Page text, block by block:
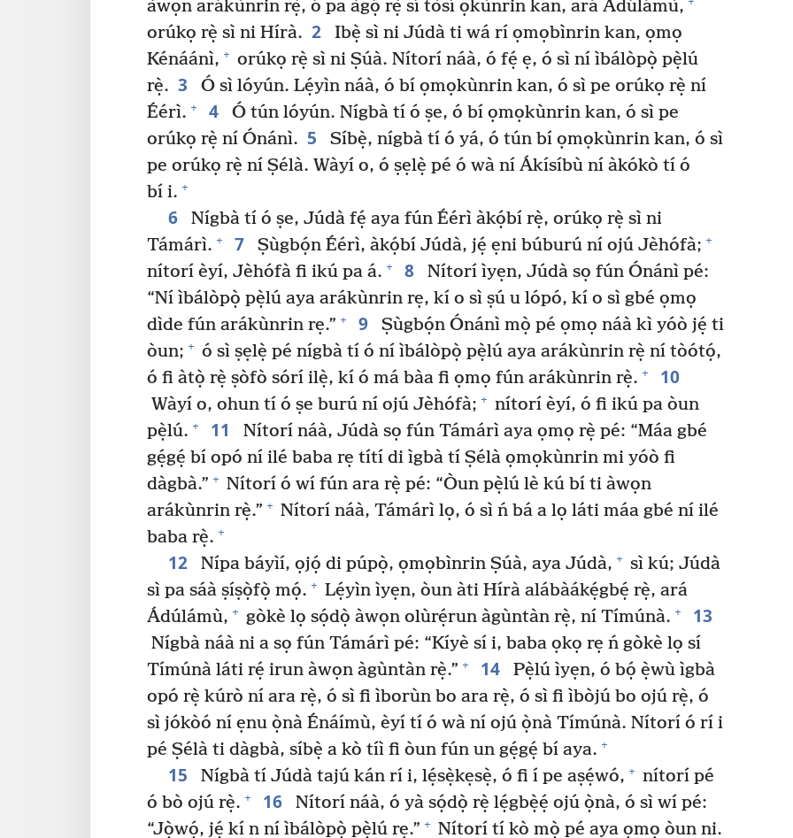
àwọn arákùnrin rẹ̀, ó pa àgọ́ rẹ̀ sí tòsí ọkùnrin kan, ará Ádúlámù,
orúkọ rẹ̀ sì ni Hírà. 2
Ibẹ̀ sì ni Júdà ti wá rí ọmọbìnrin kan, ọmọ
Kénáánì, + orúkọ rẹ̀ sì ni Ṣúà. Nítorí náà, ó fẹ́ ẹ, ó sì ní ìbálòpọ̀ pẹ̀lú
rẹ̀. 3
Ó sì lóyún. Lẹ́yìn náà, ó bí ọmọkùnrin kan, ó sì pe orúkọ rẹ̀ ní
Éérì. + 4
Ó tún lóyún. Nígbà tí ó ṣe, ó bí ọmọkùnrin kan, ó sì pe
orúkọ rẹ̀ ní Ónánì. 5
Síbẹ̀, nígbà tí ó yá, ó tún bí ọmọkùnrin kan, ó sì
pe orúkọ rẹ̀ ní Ṣélà. Wàyí o, ó ṣẹlẹ̀ pé ó wà ní Ákísíbù ní àkókò tí ó
bí i. +
6
Nígbà tí ó ṣe, Júdà fẹ́ aya fún Éérì àkọ́bí rẹ̀, orúkọ rẹ̀ sì ni
Támárì. + 7 Ṣùgbọ́n Éérì, àkọ́bí Júdà, jẹ́ ẹni búburú ní ojú Jèhófà; +
nítorí èyí, Jèhófà fi ikú pa á. + 8
Nítorí ìyẹn, Júdà sọ fún Ónánì pé:
“Ní ìbálòpọ̀ pẹ̀lú aya arákùnrin rẹ, kí o sì ṣú u lópó, kí o sì gbé ọmọ
dìde fún arákùnrin rẹ.” + 9
Ṣùgbọ́n Ónánì mọ̀ pé ọmọ náà kì yóò jẹ́ ti
òun; + ó sì ṣẹlẹ̀ pé nígbà tí ó ní ìbálòpọ̀ pẹ̀lú aya arákùnrin rẹ̀ ní tòótọ́,
ó fi àtọ̀ rẹ̀ ṣòfò sórí ilẹ̀, kí ó má bàa fi ọmọ fún arákùnrin rẹ̀. + 10
Wàyí o, ohun tí ó ṣe burú ní ojú Jèhófà; + nítorí èyí, ó fi ikú pa òun
pẹ̀lú. + 11
Nítorí náà, Júdà sọ fún Támárì aya ọmọ rẹ̀ pé: “Máa gbé
gẹ́gẹ́ bí opó ní ilé baba rẹ títí di ìgbà tí Ṣélà ọmọkùnrin mi yóò fi
dàgbà.” + Nítorí ó wí fún ara rẹ̀ pé: “Òun pẹ̀lú lè kú bí ti àwọn
arákùnrin rẹ̀.” + Nítorí náà, Támárì lọ, ó sì ń bá a lọ láti máa gbé ní ilé
baba rẹ̀. +
12 Nípa báyìí, ọjọ́ di púpọ̀, ọmọbìnrin Ṣúà, aya Júdà, + sì kú; Júdà
sì pa sáà ṣíṣọ̀fọ̀ mọ́. + Lẹ́yìn ìyẹn, òun àti Hírà alábàákẹ́gbẹ́ rẹ̀, ará
Ádúlámù, + gòkè lọ sọ́dọ̀ àwọn olùrẹ́run àgùntàn rẹ̀, ní Tímúnà. + 13
Nígbà náà ni a sọ fún Támárì pé: “Kíyè sí i, baba ọkọ rẹ ń gòkè lọ sí
Tímúnà láti rẹ́ irun àwọn àgùntàn rẹ̀.” + 14
Pẹ̀lú ìyẹn, ó bọ́ ẹ̀wù ìgbà
opó rẹ̀ kúrò ní ara rẹ̀, ó sì fi ìborùn bo ara rẹ̀, ó sì fi ìbòjú bo ojú rẹ̀, ó
sì jókòó ní ẹnu ọ̀nà Énáímù, èyí tí ó wà ní ojú ọ̀nà Tímúnà. Nítorí ó rí i
pé Ṣélà ti dàgbà, síbẹ̀ a kò tíì fi òun fún un gẹ́gẹ́ bí aya. +
15 Nígbà tí Júdà tajú kán rí i, lẹ́sẹ̀kẹsẹ̀, ó fi í pe aṣẹ́wó, + nítorí pé
ó bò ojú rẹ̀. + 16
Nítorí náà, ó yà sọ́dọ̀ rẹ̀ lẹ́gbẹ̀ẹ́ ojú ọ̀nà, ó sì wí pé:
“Jọ̀wọ́, jẹ́ kí n ní ìbálòpọ̀ pẹ̀lú rẹ.” + Nítorí tí kò mọ̀ pé aya ọmọ òun ni.